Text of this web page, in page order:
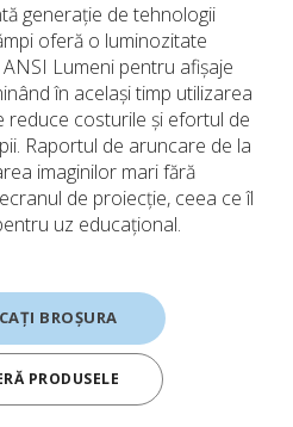
generație de tehnologii
oferă o luminozitate
Lumeni pentru afișaje
în același timp utilizarea
reduce costurile și efortul de
Raportul de aruncare de la
imaginilor mari fără
de proiecție, ceea ce îl
uz educațional.
BROȘURA
PRODUSELE